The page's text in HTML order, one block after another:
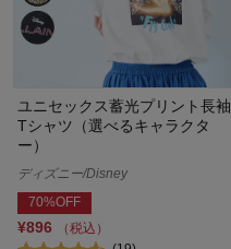
ユニセックス蓄光プリント長袖
Tシャツ（選べるキャラクタ
ー）
ディズニー/Disney
70%OFF
¥896
（税込）